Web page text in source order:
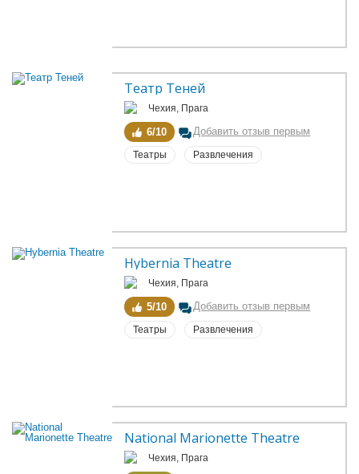
Театр Теней
Чехия, Прага
6/10 Добавить отзыв первым
Театры Развлечения
Hybernia Theatre
Чехия, Прага
5/10 Добавить отзыв первым
Театры Развлечения
National Marionette Theatre
Чехия, Прага